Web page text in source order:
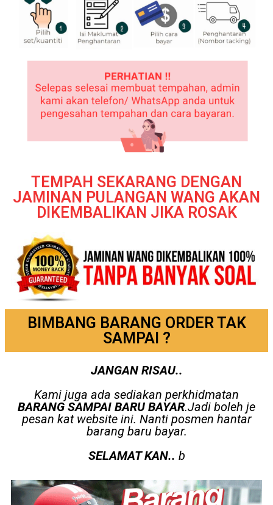
TEMPAH SEKARANG DENGAN
JAMINAN PULANGAN WANG AKAN
DIKEMBALIKAN JIKA ROSAK
BIMBANG BARANG ORDER TAK
SAMPAI ?
JANGAN RISAU..
Kami juga ada sediakan perkhidmatan
BARANG SAMPAI BARU BAYAR.Jadi boleh je
pesan kat website ini. Nanti posmen hantar
barang baru bayar.
SELAMAT KAN.. b